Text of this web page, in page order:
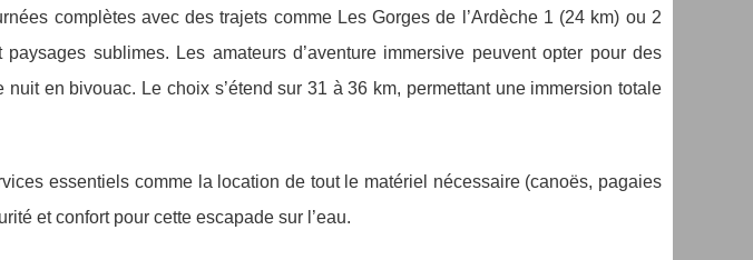
complètes avec des trajets comme Les Gorges de l’Ardèche 1 (24 km) ou 2
sublimes. Les amateurs d’aventure immersive peuvent opter pour des
en bivouac. Le choix s’étend sur 31 à 36 km, permettant une immersion totale
essentiels comme la location de tout le matériel nécessaire (canoës, pagaies
et confort pour cette escapade sur l’eau.